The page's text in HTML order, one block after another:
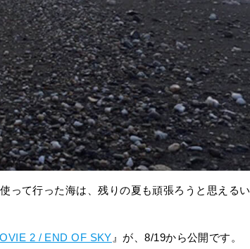
って行った海は、残りの夏も頑張ろうと思えるい
2 / END OF SKY 』が、8/19から公開です。